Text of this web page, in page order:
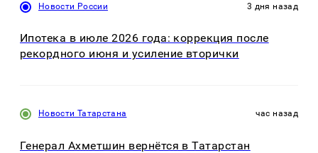
Новости России 3 дня назад
Ипотека в июле 2026 года: коррекция после
рекордного июня и усиление вторички
Новости Татарстана час назад
Генерал Ахметшин вернётся в Татарстан